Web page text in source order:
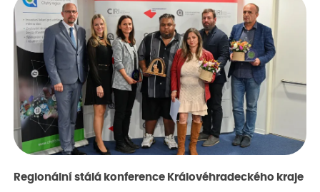
Regionální stálá konference Královéhradeckého kraje